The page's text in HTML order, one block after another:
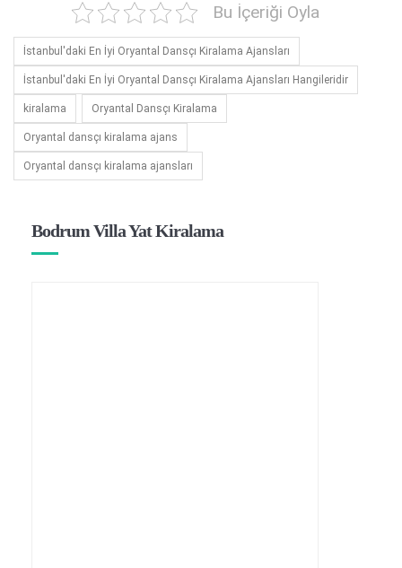
Bu İçeriği Oyla
İstanbul'daki En İyi Oryantal Dansçı Kiralama Ajansları
İstanbul'daki En İyi Oryantal Dansçı Kiralama Ajansları Hangileridir
kiralama Oryantal Dansçı Kiralama
Oryantal dansçı kiralama ajans
Oryantal dansçı kiralama ajansları
Bodrum Villa Yat Kiralama